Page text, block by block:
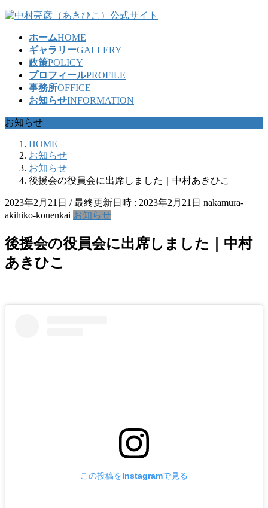
コ
ッ
プ
ナ
移
動
ホームHOME
ギャラリーGALLERY
政策POLICY
プロフィールPROFILE
事務所OFFICE
お知らせINFORMATION
お知らせ
HOME
お知らせ
お知らせ
後援会の役員会に出席しました｜中村あきひこ
2023年2月21日 / 最終更新日時 : 2023年2月21日 nakamura-
akihiko-kouenkai お知らせ
後援会の役員会に出席しました｜中村
あきひこ
この投稿をInstagramで見る